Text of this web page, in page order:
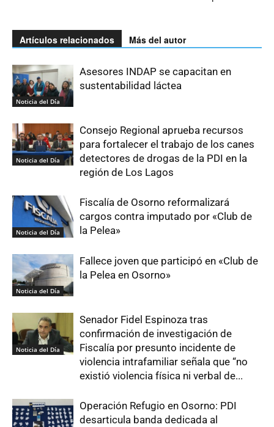
Artículos relacionados Más del autor
Noticia del Día
Asesores INDAP se capacitan en
sustentabilidad láctea
Noticia del Día
Consejo Regional aprueba recursos
para fortalecer el trabajo de los canes
detectores de drogas de la PDI en la
región de Los Lagos
Noticia del Día
Fiscalía de Osorno reformalizará
cargos contra imputado por «Club de
la Pelea»
Noticia del Día
Fallece joven que participó en «Club de
la Pelea en Osorno»
Noticia del Día
Senador Fidel Espinoza tras
confirmación de investigación de
Fiscalía por presunto incidente de
violencia intrafamiliar señala que “no
existió violencia física ni verbal de...
Operación Refugio en Osorno: PDI
desarticula banda dedicada al